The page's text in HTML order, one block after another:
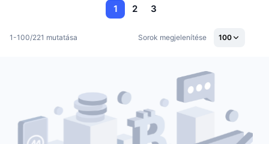
1 2 3
1-100/221 mutatása Sorok megjelenítése 100